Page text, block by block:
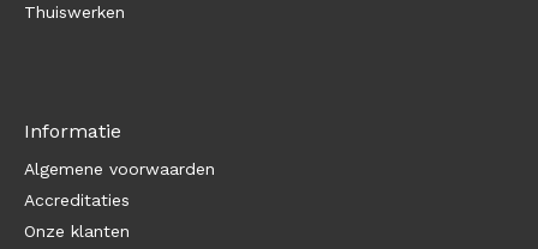
Thuiswerken
Informatie
Algemene voorwaarden
Accreditaties
Onze klanten